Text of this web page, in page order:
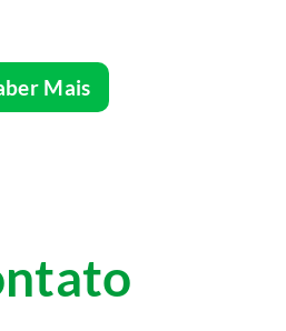
Mais